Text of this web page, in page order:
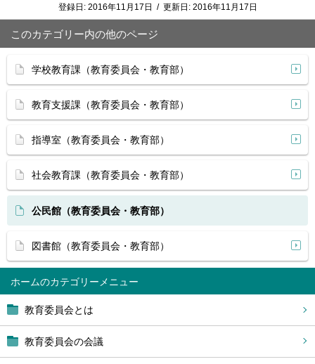
ホーム
教育委員会とは
教育委員会の会議
登録日: 2016年11月17日 / 更新日: 2016年11月17日
このカテゴリー内の他のページ
学校教育課（教育委員会・教育部）
教育支援課（教育委員会・教育部）
指導室（教育委員会・教育部）
社会教育課（教育委員会・教育部）
公民館（教育委員会・教育部）
図書館（教育委員会・教育部）